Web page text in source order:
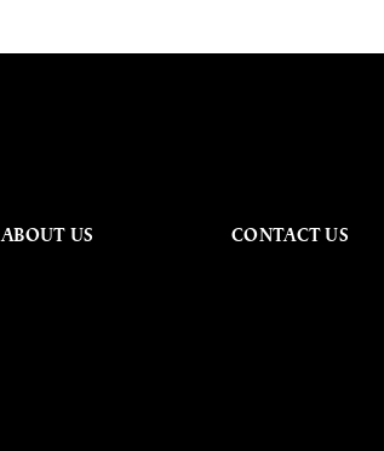
ABOUT US CONTACT US